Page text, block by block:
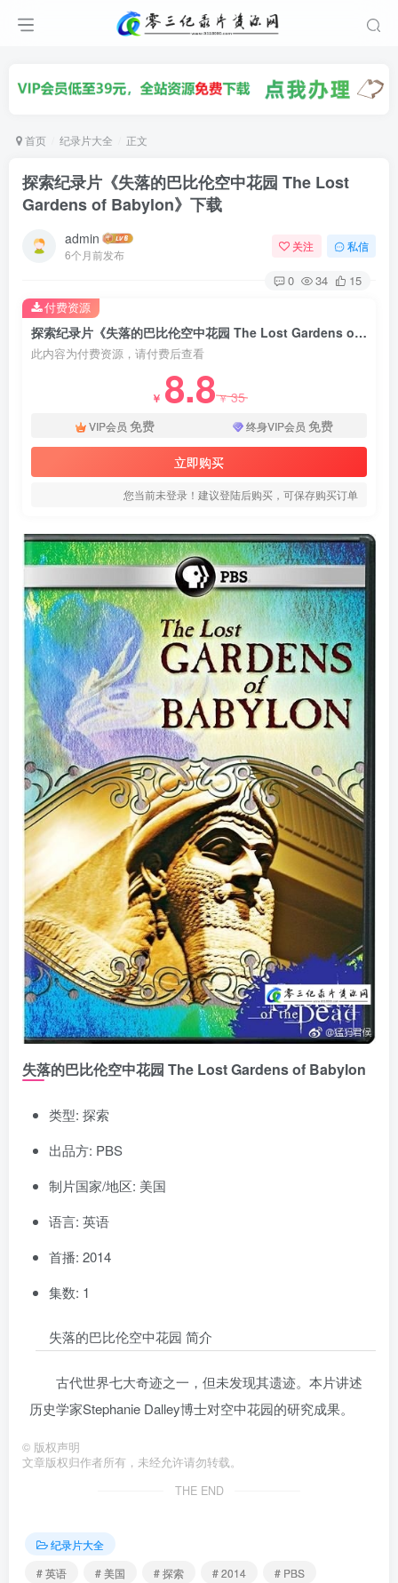
首页 纪录片大全 正文
探索纪录片《失落的巴比伦空中花园 The Lost
Gardens of Babylon》下载
admin
6个月前发布
关注 私信
0 34 15
探索纪录片《失落的巴比伦空中花园 The Lost Gardens of Babylon》下载
此内容为付费资源，请付费后查看
￥ 8.8￥35
VIP会员 免费 终身VIP会员 免费
立即购买
您当前未登录！建议登陆后购买，可保存购买订单
付费资源
失落的巴比伦空中花园 The Lost Gardens of Babylon
类型: 探索
出品方: PBS
制片国家/地区: 美国
语言: 英语
首播: 2014
集数: 1
失落的巴比伦空中花园 简介
古代世界七大奇迹之一，但未发现其遗迹。本片讲述
历史学家Stephanie Dalley博士对空中花园的研究成果。
© 版权声明
文章版权归作者所有，未经允许请勿转载。
THE END
纪录片大全
# 英语
# 美国 # 探索 # 2014 # PBS